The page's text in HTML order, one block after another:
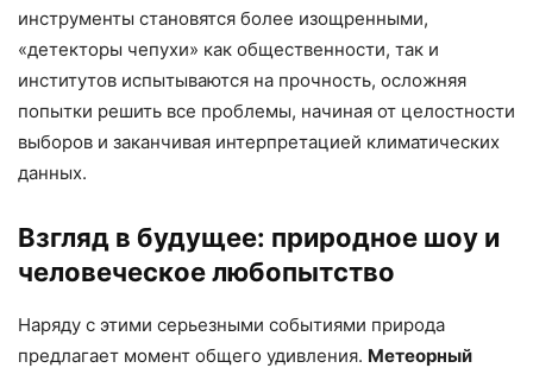
инструменты становятся более изощренными,
«детекторы чепухи» как общественности, так и
институтов испытываются на прочность, осложняя
попытки решить все проблемы, начиная от целостности
выборов и заканчивая интерпретацией климатических
данных.
Взгляд в будущее: природное шоу и
человеческое любопытство
Наряду с этими серьезными событиями природа
предлагает момент общего удивления. Метеорный